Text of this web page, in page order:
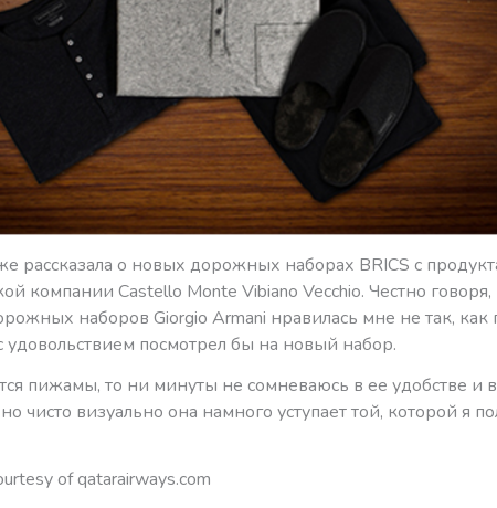
рассказала о новых дорожных наборах BRICS с
компании Castello Monte Vibiano Vecchio. Честно говоря,
наборов Giorgio Armani нравилась мне не так,
удовольствием посмотрел бы на новый набор.
пижамы, то ни минуты не сомневаюсь в ее удобстве и
но чисто визуально она намного уступает той, которой я
of qatarairways.com